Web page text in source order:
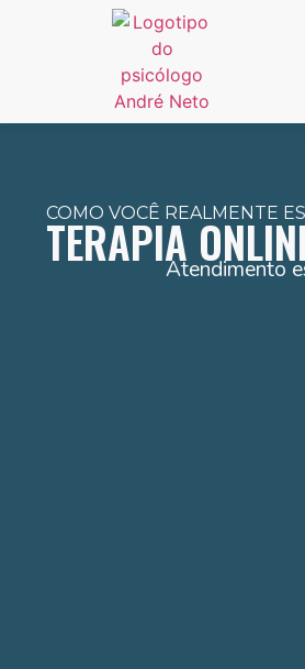
COMO VOCÊ REALMENTE
TERAPIAAtendimento